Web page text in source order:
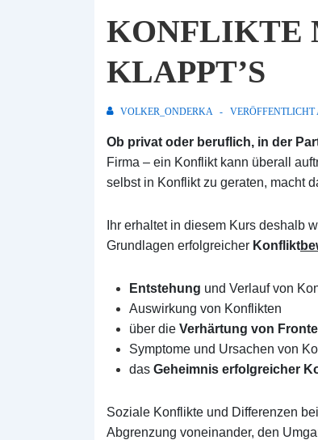
KONFLIKTE
KLAPPT’S
VOLKER_ONDERKA VERÖFFENTLICHT
Ob privat oder beruflich, in der
Firma – ein Konflikt kann überall
selbst in Konflikt zu geraten, macht
Ihr erhaltet in diesem Kurs deshalb
Grundlagen erfolgreicher Konflikt
Entstehung und Verlauf von
Auswirkung von Konflikten
über die Verhärtung von
Symptome und Ursachen von
das Geheimnis erfolgreicher
Soziale Konflikte und Differenzen
Abgrenzung voneinander, den